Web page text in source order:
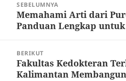
SEBELUMNYA
Pos
sebelumnya:
Memahami Arti dari
Panduan Lengkap
BERIKUT
Pos
berikutnya:
Fakultas Kedokteran
Kalimantan